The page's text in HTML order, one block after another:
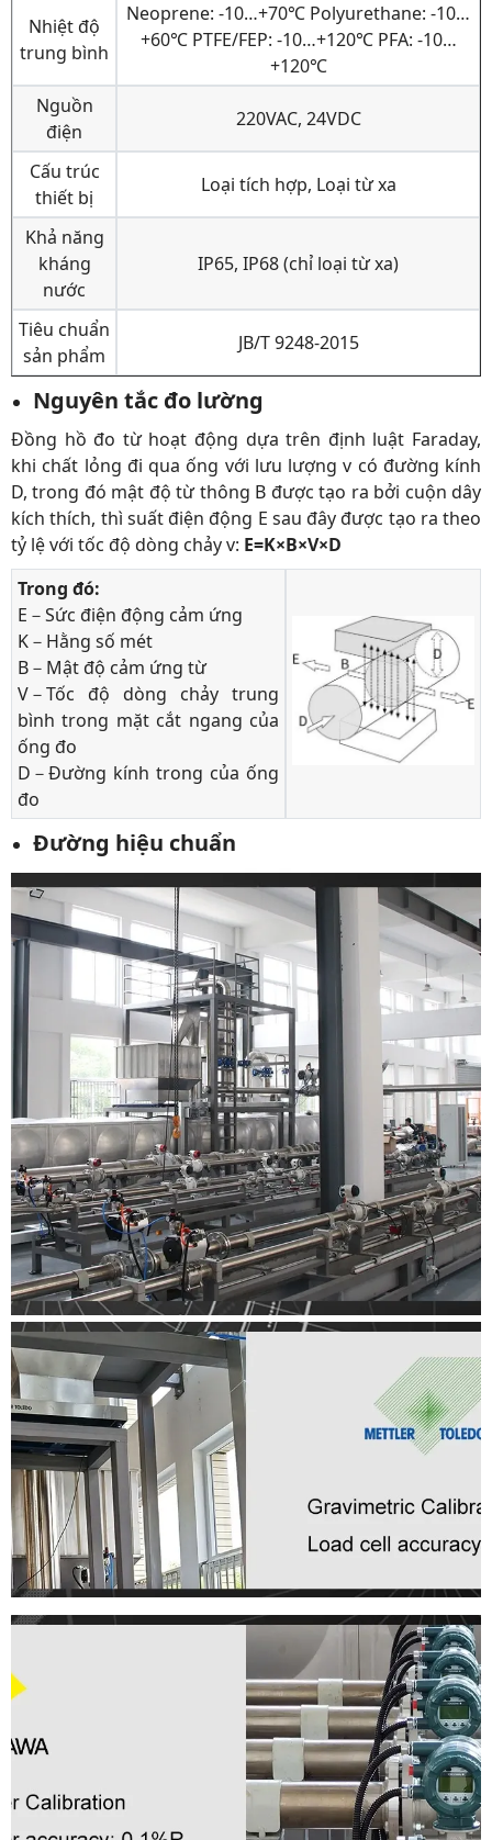
Nhiệt độ
trung bình
Neoprene: -10…+70℃ Polyurethane: -10…
+60℃ PTFE/FEP: -10…+120℃ PFA: -10…
+120℃
Nguồn
điện
220VAC, 24VDC
Cấu trúc
thiết bị
Loại tích hợp, Loại từ xa
Khả năng
kháng
nước
IP65, IP68 (chỉ loại từ xa)
Tiêu chuẩn
sản phẩm
JB/T 9248-2015
Nguyên tắc đo lường
Đồng hồ đo từ hoạt động dựa trên định luật Faraday,
khi chất lỏng đi qua ống với lưu lượng v có đường kính
D, trong đó mật độ từ thông B được tạo ra bởi cuộn dây
kích thích, thì suất điện động E sau đây được tạo ra theo
tỷ lệ với tốc độ dòng chảy v: E=K×B×V×D
Trong đó:
E－Sức điện động cảm ứng
K－Hằng số mét
B－Mật độ cảm ứng từ
V－Tốc độ dòng chảy trung
bình trong mặt cắt ngang của
ống đo
D－Đường kính trong của ống
đo
Đường hiệu chuẩn